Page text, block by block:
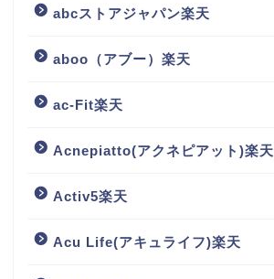
abcストアジャパン楽天
aboo（アブー）楽天
ac-Fit楽天
Acnepiatto(アクネピアット)楽天
Activ5楽天
Acu Life(アキュライフ)楽天